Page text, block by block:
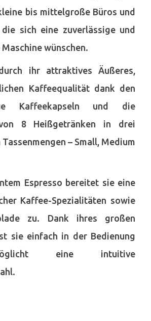
bis mittelgroße Büros und
die sich eine zuverlässige und
wünschen.
ihr attraktives Äußeres,
Kaffeequalität dank den
Kaffeekapseln und die
8 Heißgetränken in drei
– Small, Medium
Espresso bereitet sie eine
Kaffee-Spezialitäten sowie
zu. Dank ihres großen
sie einfach in der Bedienung
eine intuitive